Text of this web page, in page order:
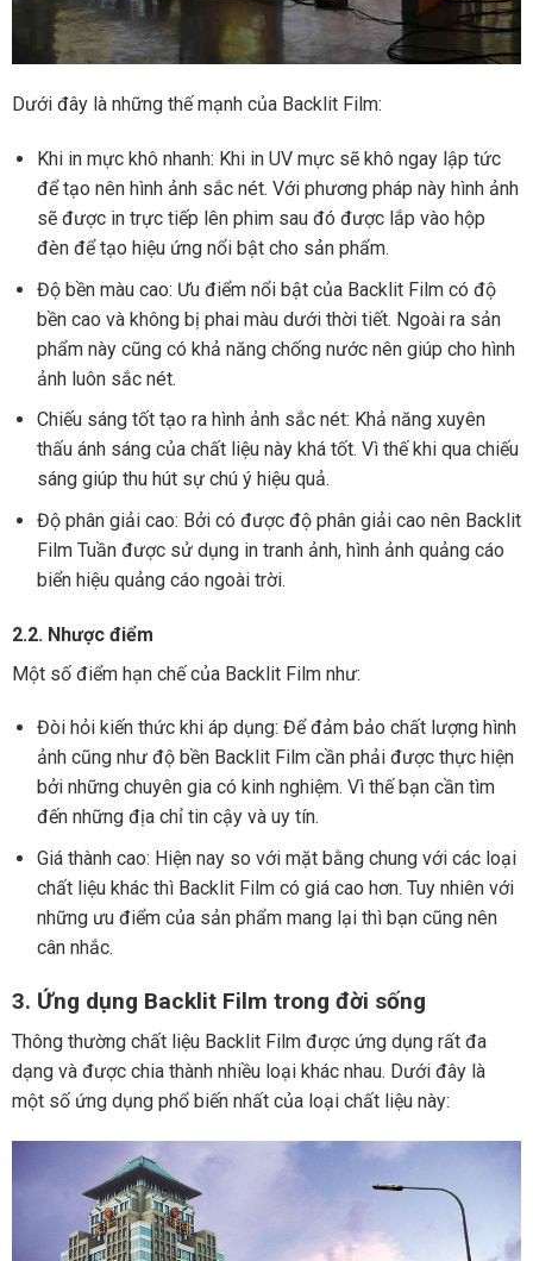
Dưới đây là những thế mạnh của Backlit Film:
Khi in mực khô nhanh: Khi in UV mực sẽ khô ngay lập tức
để tạo nên hình ảnh sắc nét. Với phương pháp này hình ảnh
sẽ được in trực tiếp lên phim sau đó được lắp vào hộp
đèn để tạo hiệu ứng nổi bật cho sản phẩm.
Độ bền màu cao: Ưu điểm nổi bật của Backlit Film có độ
bền cao và không bị phai màu dưới thời tiết. Ngoài ra sản
phẩm này cũng có khả năng chống nước nên giúp cho hình
ảnh luôn sắc nét.
Chiếu sáng tốt tạo ra hình ảnh sắc nét: Khả năng xuyên
thấu ánh sáng của chất liệu này khá tốt. Vì thế khi qua chiếu
sáng giúp thu hút sự chú ý hiệu quả.
Độ phân giải cao: Bởi có được độ phân giải cao nên Backlit
Film Tuần được sử dụng in tranh ảnh, hình ảnh quảng cáo
biển hiệu quảng cáo ngoài trời.
2.2. Nhược điểm
Một số điểm hạn chế của Backlit Film như:
Đòi hỏi kiến thức khi áp dụng: Để đảm bảo chất lượng hình
ảnh cũng như độ bền Backlit Film cần phải được thực hiện
bởi những chuyên gia có kinh nghiệm. Vì thế bạn cần tìm
đến những địa chỉ tin cậy và uy tín.
Giá thành cao: Hiện nay so với mặt bằng chung với các loại
chất liệu khác thì Backlit Film có giá cao hơn. Tuy nhiên với
những ưu điểm của sản phẩm mang lại thì bạn cũng nên
cân nhắc.
3. Ứng dụng Backlit Film trong đời sống
Thông thường chất liệu Backlit Film được ứng dụng rất đa
dạng và được chia thành nhiều loại khác nhau. Dưới đây là
một số ứng dụng phổ biến nhất của loại chất liệu này: